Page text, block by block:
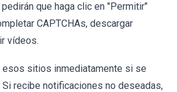
que haga clic en "Permitir"
CAPTCHAs, descargar
vídeos.
esos sitios inmediatamente si se
recibe notificaciones no deseadas,